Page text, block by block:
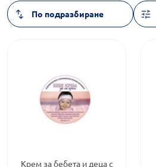
Крем за бебета и деца с